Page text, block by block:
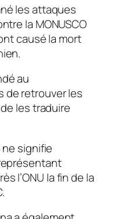
les attaques
la MONUSCO
causé la mort
au
de retrouver les
les traduire
signifie
l’ONU la fin de la